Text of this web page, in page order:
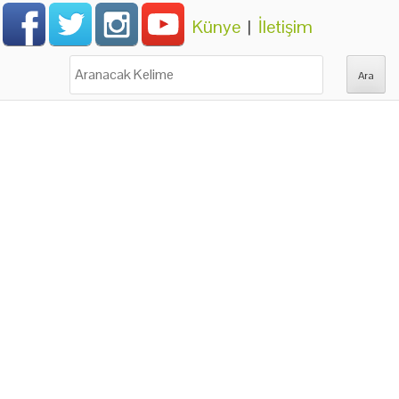
Künye | İletişim